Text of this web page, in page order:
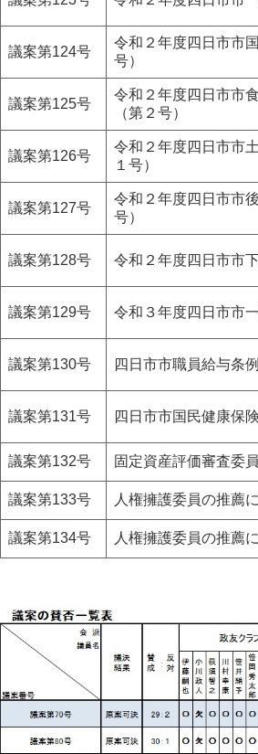
議案第124号
令和２年度四日市市
号）
議案第125号
令和２年度四日市市
（第２号）
議案第126号
令和２年度四日市市
１号）
議案第127号
令和２年度四日市市
号）
議案第128号 令和２年度四日市市
議案第129号 令和３年度四日市市
議案第130号 四日市市職員給与条
議案第131号 四日市市国民健康保
議案第132号 固定資産評価審査委
議案第133号 人権擁護委員の推薦
議案第134号 人権擁護委員の推薦